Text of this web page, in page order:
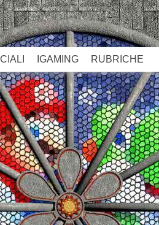
IGAMING RUBRICHE